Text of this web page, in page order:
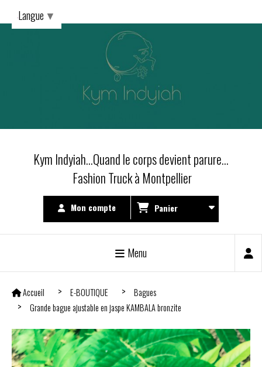
Kym Indyiah...Quand le corps devient parure...
Fashion Truck à Montpellier
Mon compte Panier
Menu
Accueil E-BOUTIQUE
Bagues
Grande bague ajustable en jaspe KAMBALA bronzite
Langue ▼